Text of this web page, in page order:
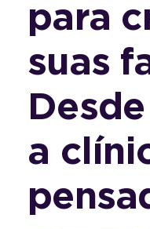
para
suas
a